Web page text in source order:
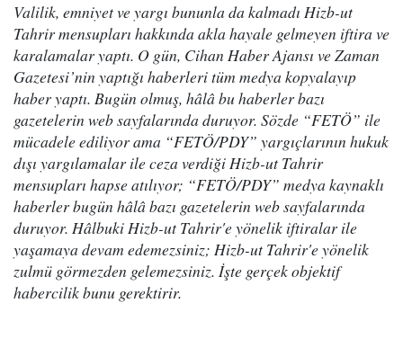
Valilik, emniyet ve yargı bununla da kalmadı Hizb-ut
Tahrir mensupları hakkında akla hayale gelmeyen iftira ve
karalamalar yaptı. O gün, Cihan Haber Ajansı ve Zaman
Gazetesi’nin yaptığı haberleri tüm medya kopyalayıp
haber yaptı. Bugün olmuş, hâlâ bu haberler bazı
gazetelerin web sayfalarında duruyor. Sözde “FETÖ” ile
mücadele ediliyor ama “FETÖ/PDY” yargıçlarının hukuk
dışı yargılamalar ile ceza verdiği Hizb-ut Tahrir
mensupları hapse atılıyor; “FETÖ/PDY” medya kaynaklı
haberler bugün hâlâ bazı gazetelerin web sayfalarında
duruyor. Hâlbuki Hizb-ut Tahrir'e yönelik iftiralar ile
yaşamaya devam edemezsiniz; Hizb-ut Tahrir'e yönelik
zulmü görmezden gelemezsiniz. İşte gerçek objektif
habercilik bunu gerektirir.